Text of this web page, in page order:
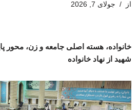
از جولای 7, 2026
خانواده، هسته اصلی جامعه و زن، محور
شهید از نهاد خانواده